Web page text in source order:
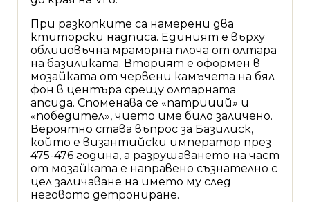
При разкопките са намерени два
ктиторски надписа. Единият е върху
облицовъчна мраморна плоча от олтара
на базиликата. Вторият е оформен в
мозайката от червени камъчета на бял
фон в центъра срещу олтарната
апсида. Споменава се «патриций» и
«победител», чието име било заличено.
Вероятно става въпрос за Базилиск,
който е византийски император през
475-476 година, а разрушаването на част
от мозайката е направено съзнателно с
цел заличаване на името му след
неговото детрониране.